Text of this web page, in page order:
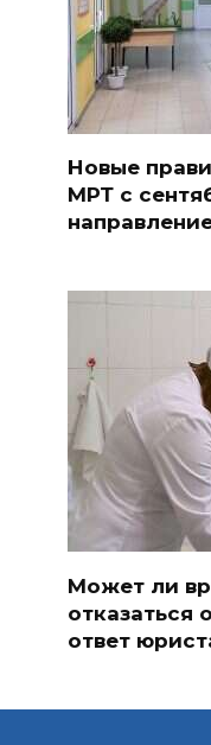
Новые
МРТ с
Может ли
отказаться
ответ